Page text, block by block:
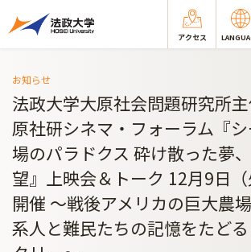
アクセス
お知らせ
法政大学大原社会問題研究所
原社研シネマ・フォーラム『
場のパラドクス 砕け散った夢
望』上映会＆トーク 12月9日
開催 ～戦後アメリカの巨大農
系人と難民たちの記憶をたど